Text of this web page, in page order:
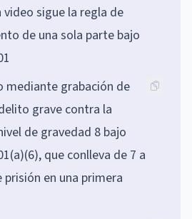
sigue la regla de
de una sola parte bajo
mediante grabación de
grave contra la
de gravedad 8 bajo
que conlleva de 7 a
prisión en una primera